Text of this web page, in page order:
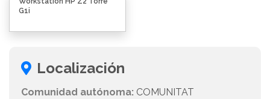
G1i
Localización
Comunidad autónoma: COMUNITAT